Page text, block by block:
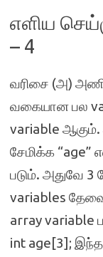
எளிய
– 4
வரிசை (அ) அணி
வகையான பல
variable
சேமிக்க “age”
படும். அதுவே
variables
array variable
int age[3];